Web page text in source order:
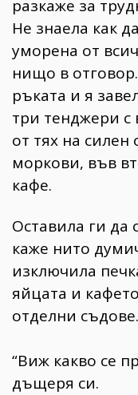
ПОСЛЕДВАЙТЕ
НИ
разкаже за
Не знаела как
уморена от
нищо в
ръката и я
три тенджери с
от тях на
моркови, във
кафе.
Оставила ги да
каже нито
изключила
яйцата и
отделни съдове.
“Виж какво се
дъщеря си.